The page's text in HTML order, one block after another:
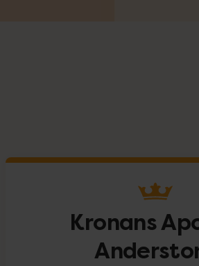
Kronans